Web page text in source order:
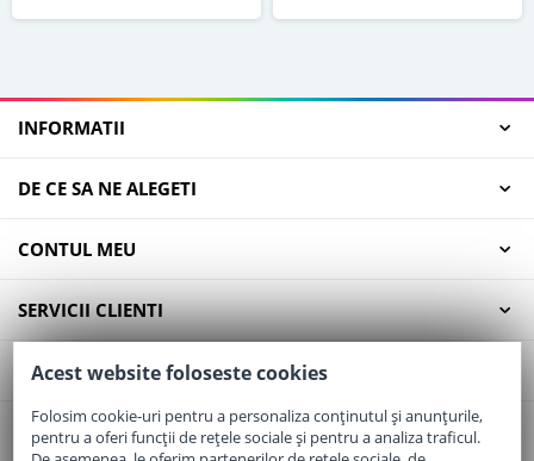
INFORMATII
DE CE SA NE ALEGETI
CONTUL MEU
SERVICII CLIENTI
CONTACT
Email:office@elaptepraf.ro
Acest website foloseste cookies
Folosim cookie-uri pentru a personaliza conținutul și anunțurile,
pentru a oferi funcții de rețele sociale și pentru a analiza traficul.